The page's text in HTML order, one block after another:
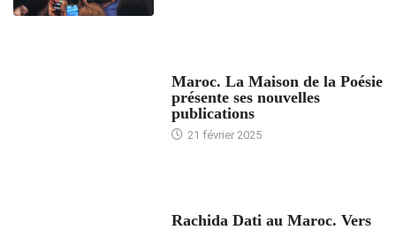
Maroc. La Maison de la Poésie
présente ses nouvelles
publications
21 février 2025
Rachida Dati au Maroc. Vers